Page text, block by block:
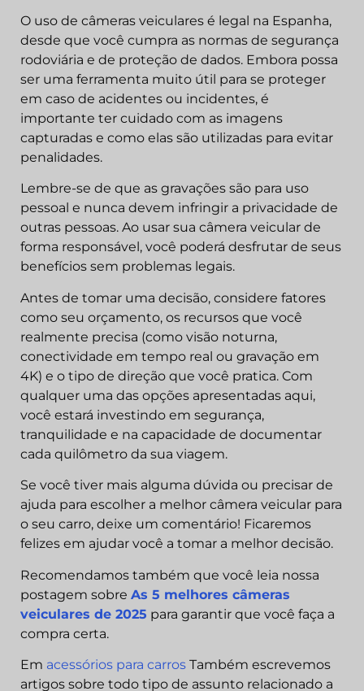
O uso de câmeras veiculares é legal na Espanha,
desde que você cumpra as normas de segurança
rodoviária e de proteção de dados. Embora possa
ser uma ferramenta muito útil para se proteger
em caso de acidentes ou incidentes, é
importante ter cuidado com as imagens
capturadas e como elas são utilizadas para evitar
penalidades.
Lembre-se de que as gravações são para uso
pessoal e nunca devem infringir a privacidade de
outras pessoas. Ao usar sua câmera veicular de
forma responsável, você poderá desfrutar de seus
benefícios sem problemas legais.
Antes de tomar uma decisão, considere fatores
como seu orçamento, os recursos que você
realmente precisa (como visão noturna,
conectividade em tempo real ou gravação em
4K) e o tipo de direção que você pratica. Com
qualquer uma das opções apresentadas aqui,
você estará investindo em segurança,
tranquilidade e na capacidade de documentar
cada quilômetro da sua viagem.
Se você tiver mais alguma dúvida ou precisar de
ajuda para escolher a melhor câmera veicular para
o seu carro, deixe um comentário! Ficaremos
felizes em ajudar você a tomar a melhor decisão.
Recomendamos também que você leia nossa
postagem sobre As 5 melhores câmeras
veiculares de 2025 para garantir que você faça a
compra certa.
Em acessórios para carros Também escrevemos
artigos sobre todo tipo de assunto relacionado a